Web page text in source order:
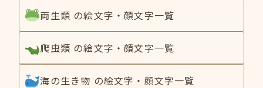
両生類 の絵文字・顔文字一覧
爬虫類 の絵文字・顔文字一覧
海の生き物 の絵文字・顔文字一覧